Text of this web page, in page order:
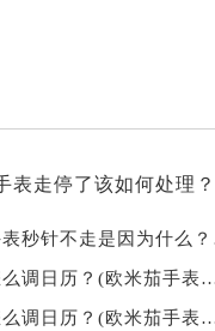
· 欧
· 欧米茄怎么调日历？(欧米茄
· 欧米茄怎么调日历？(欧米茄